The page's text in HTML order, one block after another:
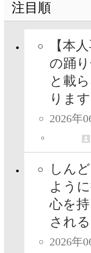
注目順
【本
の踊
と載
ります
2026年
しん
よう
心を
され
2026年